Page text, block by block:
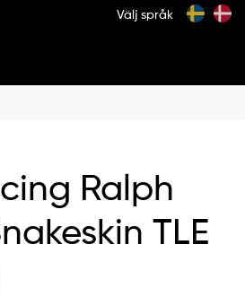
Välj språk
Ralph
TLE